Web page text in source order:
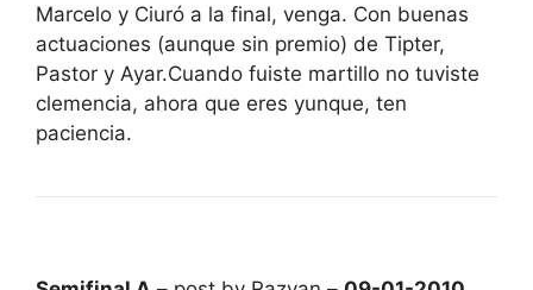
Marcelo y Ciuró a la final, venga. Con buenas
actuaciones (aunque sin premio) de Tipter,
Pastor y Ayar.Cuando fuiste martillo no tuviste
clemencia, ahora que eres yunque, ten
paciencia.